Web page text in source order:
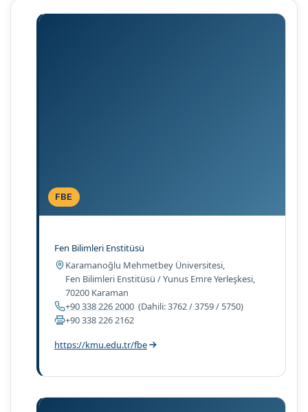
FBE
Fen Bilimleri Enstitüsü
Adres:
Karamanoğlu Mehmetbey Üniversitesi,
Fen Bilimleri Enstitüsü / Yunus Emre Yerleşkesi,
70200 Karaman
Telefon:
+90 338 226 2000(Dahili: 3762 / 3759 / 5750)
Belgegeçer:
+90 338 226 2162
https://kmu.edu.tr/fbe